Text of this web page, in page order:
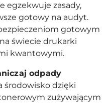
egzekwuje zasady,
gotowy na audyt.
gotowym
świecie drukarki
kwantowymi.
odpady
środowisko dzięki
zużywającym